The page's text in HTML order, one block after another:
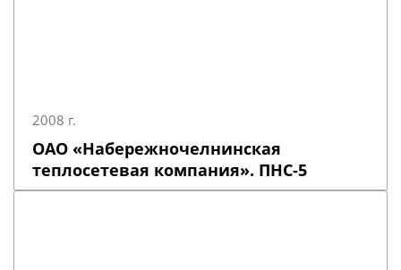
2008 г.
ОАО «Набережночелнинская
теплосетевая компания». ПНС-5